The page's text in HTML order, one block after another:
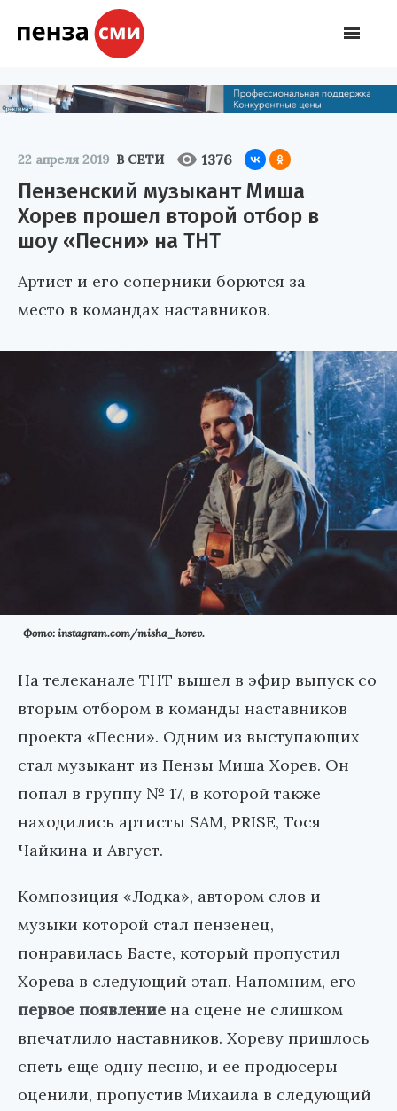
22 апреля 2019 В СЕТИ 1376
Пензенский музыкант Миша
Хорев прошел второй отбор в
шоу «Песни» на ТНТ
Артист и его соперники борются за
место в командах наставников.
Фото: instagram.com/misha_horev.
На телеканале ТНТ вышел в эфир выпуск со
вторым отбором в команды наставников
проекта «Песни». Одним из выступающих
стал музыкант из Пензы Миша Хорев. Он
попал в группу № 17, в которой также
находились артисты SAM, PRISE, Тося
Чайкина и Август.
Композиция «Лодка», автором слов и
музыки которой стал пензенец,
понравилась Басте, который пропустил
Хорева в следующий этап. Напомним, его
первое появление на сцене не слишком
впечатлило наставников. Хореву пришлось
спеть еще одну песню, и ее продюсеры
оценили, пропустив Михаила в следующий